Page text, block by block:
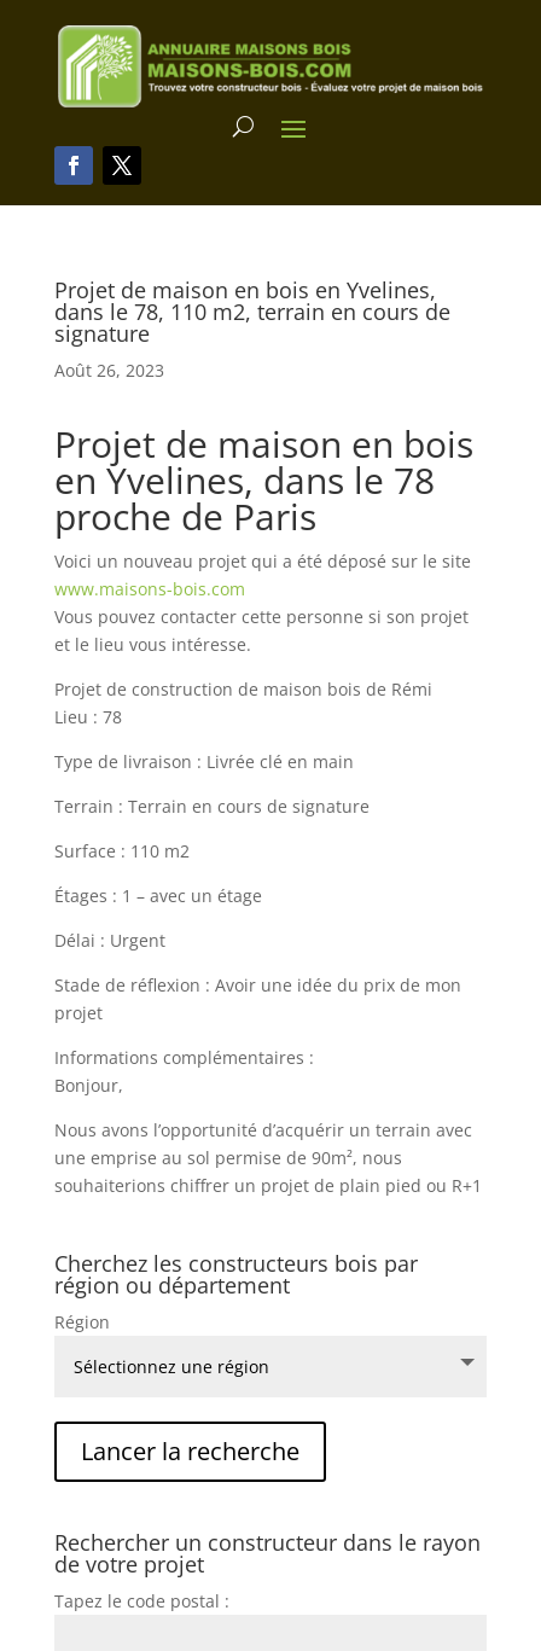
Projet de maison en bois en Yvelines,
dans le 78, 110 m2, terrain en cours de
signature
Août 26, 2023
Projet de maison en bois
en Yvelines, dans le 78
proche de Paris
Voici un nouveau projet qui a été déposé sur le site
www.maisons-bois.com
Vous pouvez contacter cette personne si son projet
et le lieu vous intéresse.
Projet de construction de maison bois de Rémi
Lieu : 78
Type de livraison : Livrée clé en main
Terrain : Terrain en cours de signature
Surface : 110 m2
Étages : 1 – avec un étage
Délai : Urgent
Stade de réflexion : Avoir une idée du prix de mon
projet
Informations complémentaires :
Bonjour,
Nous avons l’opportunité d’acquérir un terrain avec
une emprise au sol permise de 90m², nous
souhaiterions chiffrer un projet de plain pied ou R+1
Cherchez les constructeurs bois par
région ou département
Région
Rechercher un constructeur dans le rayon
de votre projet
Tapez le code postal :